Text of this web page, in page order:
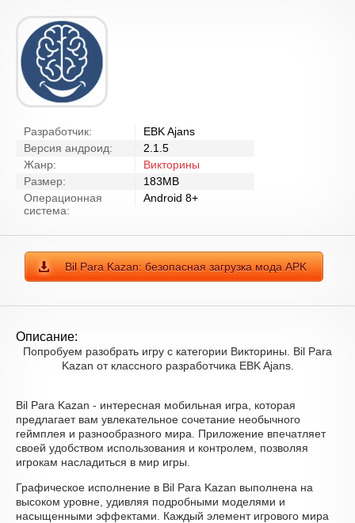
Разработчик:
EBK Ajans
Версия андроид:
2.1.5
Жанр:
Викторины
Размер:
183MB
Операционная
система:
Android 8+
Bil Para Kazan: безопасная загрузка мода APK
Описание:
Попробуем разобрать игру с категории Викторины. Bil Para
Kazan от классного разработчика EBK Ajans.
Bil Para Kazan - интересная мобильная игра, которая
предлагает вам увлекательное сочетание необычного
геймплея и разнообразного мира. Приложение впечатляет
своей удобством использования и контролем, позволяя
игрокам насладиться в мир игры.
Графическое исполнение в Bil Para Kazan выполнена на
высоком уровне, удивляя подробными моделями и
насыщенными эффектами. Каждый элемент игрового мира